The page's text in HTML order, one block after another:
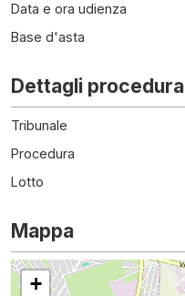
Data e ora udienza
Base d'asta
Dettagli procedura
Tribunale
Procedura
Lotto
Mappa
+